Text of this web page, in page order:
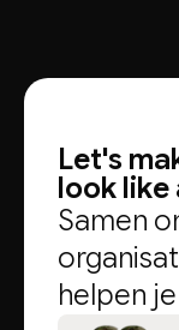
Let's
look like
Samen
helpen